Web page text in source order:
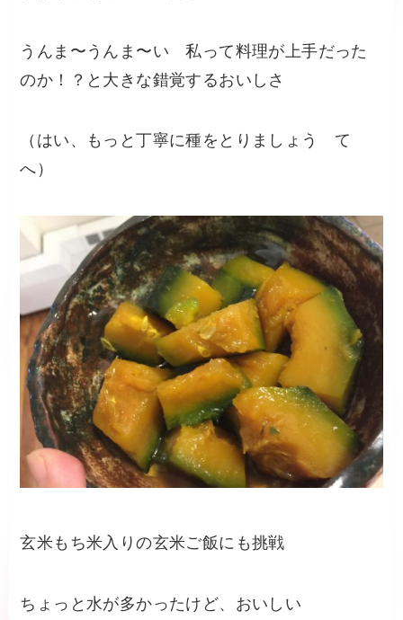
うんま〜うんま〜い 私って料理が上手だった
のか！？と大きな錯覚するおいしさ
（はい、もっと丁寧に種をとりましょう て
へ）
玄米もち米入りの玄米ご飯にも挑戦
ちょっと水が多かったけど、おいしい